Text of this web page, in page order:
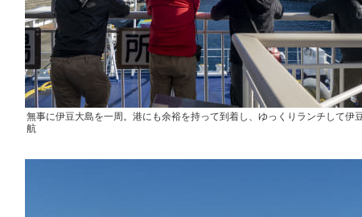
無事に伊豆大島を一周。港にも余裕を持って到着し、ゆっくりランチして伊
航